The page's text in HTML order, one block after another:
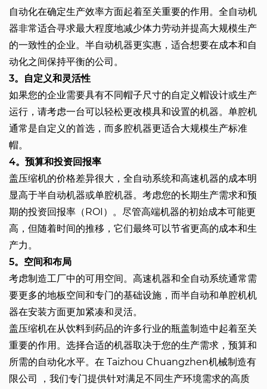
自动化在确定生产效率方面起着至关重要的作用。全自动机
器非常适合寻求最大程度地减少体力劳动并提高大规模生产
的一致性的企业。半自动机器更实惠，适合想要在成本和自
动化之间保持平衡的公司。
3。自定义和灵活性
如果您的企业需要具有不同帽子尺寸的自定义帽设计或生产
运行，请考虑一台可以轻松更改模具和设置的机器。单腔机
通常是自定义的首选，而多腔机器更适合大规模生产标准
帽。
4。预算和投资回报率
盖压缩机的价格差异很大，全自动系统和高速机器的成本明
显高于半自动机器或单腔机器。考虑您的长期生产需求和预
期的投资回报率（ROI）。尽管高端机器的初始成本可能更
高，但随着时间的推移，它们最终可以节省更高的成本和生
产力。
5。空间和布局
考虑制造工厂中的可用空间。高速机器和全自动系统通常需
要更多的地板空间和专门的基础设施，而半自动和单腔机机
器在安装方面更加紧凑和灵活。
盖压缩机在从饮料到药品的许多行业的瓶盖制造中起着至关
重要的作用。选择合适的机器取决于您的生产需求，预算和
所需的自动化水平。在 Taizhou Chuangzhen机械制造有
限公司
，我们专门提供针对满足不同生产环境需求的高质